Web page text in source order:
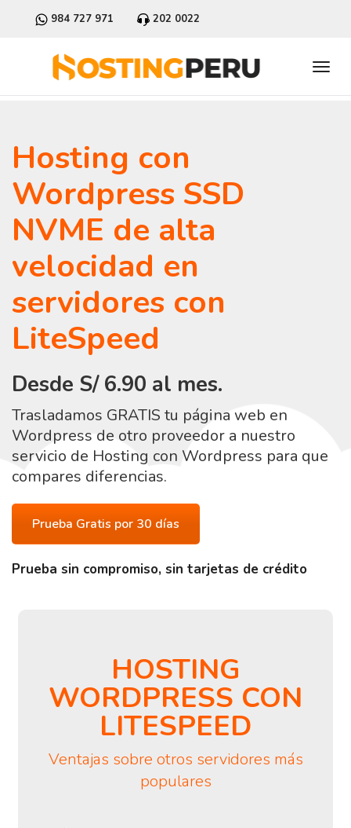
984 727 971 202 0022
Hosting con
Wordpress SSD
NVME de alta
velocidad en
servidores con
LiteSpeed
Desde S/ 6.90 al mes.
Trasladamos GRATIS tu página web en
Wordpress de otro proveedor a nuestro
servicio de Hosting con Wordpress para que
compares diferencias.
Prueba Gratis por 30 días
Prueba sin compromiso, sin tarjetas de crédito
HOSTING
WORDPRESS CON
LITESPEED
Ventajas sobre otros servidores más
populares